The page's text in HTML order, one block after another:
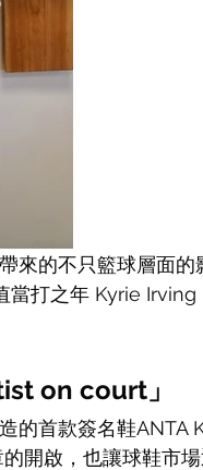
來的不只籃球層面
打之年 Kyrie Irving
on court」
的首款簽名鞋ANTA
開啟，也讓球鞋市場